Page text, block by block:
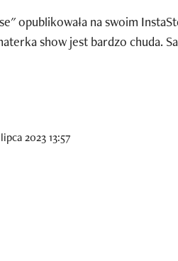
opublikowała na swoim
show jest bardzo chuda.
2023 13:57